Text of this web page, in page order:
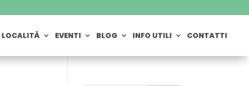
LOCALITÀ EVENTI BLOG INFO UTILI CONTATTI